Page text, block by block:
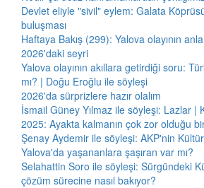
Devlet eliyle "sivil" eylem: Galata
buluşması
Haftaya Bakış (299): Yalova olayının
2026'daki seyri
Yalova olayının akıllara getirdiği soru:
mı? | Doğu Eroğlu ile söyleşi
2026'da sürprizlere hazır olalım
İsmail Güney Yılmaz ile söyleşi: Lazlar |
2025: Ayakta kalmanın çok zor olduğu bir
Şenay Aydemir ile söyleşi: AKP'nin
Yalova'da yaşananlara şaşıran var mı?
Selahattin Soro ile söyleşi: Sürgündeki
çözüm sürecine nasıl bakıyor?